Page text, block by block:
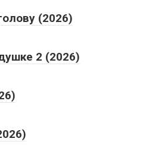
(2026)
2 (2026)